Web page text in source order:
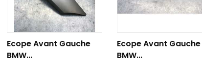
AJOUTER AU PANIER
Ecope Avant Gauche
BMW...
Ecope Avant Gauche
BMW...